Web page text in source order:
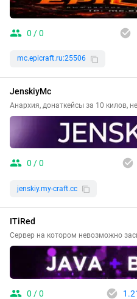
0 / 0
mc.epicraft.ru:25506
JenskiyMc
Анархия, донаткейсы за 10 килов,
0 / 0
jenskiy.my-craft.cc
ITiRed
Сервер на котором невозможно
0 / 0